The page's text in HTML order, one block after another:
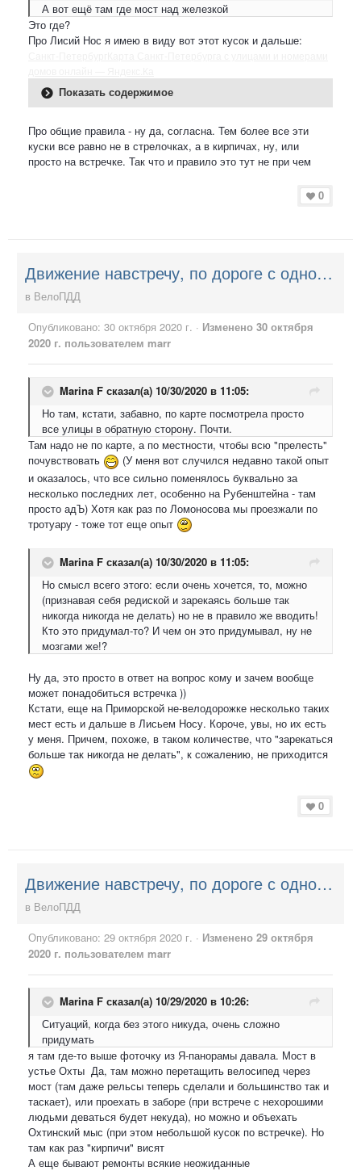
А вот ещё там где мост над железкой
Это где?
Про Лисий Нос я имею в виду вот этот кусок и дальше:
Показать содержимое
Про общие правила - ну да, согласна. Тем более все эти
куски все равно не в стрелочках, а в кирпичах, ну, или
просто на встречке. Так что и правило это тут не при чем
0
Движение навстречу, по дороге с односторонним движением - можно?
в ВелоПДД
Опубликовано: 30 октября 2020 г. · Изменено 30 октября
2020 г. пользователем marr
Marina F сказал(а) 10/30/2020 в 11:05:
Но там, кстати, забавно, по карте посмотрела просто
все улицы в обратную сторону. Почти.
Там надо не по карте, а по местности, чтобы всю "прелесть"
почувствовать
(У меня вот случился недавно такой опыт
и оказалось, что все сильно поменялось буквально за
несколько последних лет, особенно на Рубенштейна - там
просто адЪ) Хотя как раз по Ломоносова мы проезжали по
тротуару - тоже тот еще опыт
Marina F сказал(а) 10/30/2020 в 11:05:
Но смысл всего этого: если очень хочется, то, можно
(признавая себя редиской и зарекаясь больше так
никогда никогда не делать) но не в правило же вводить!
Кто это придумал-то? И чем он это придумывал, ну не
мозгами же!?
Ну да, это просто в ответ на вопрос кому и зачем вообще
может понадобиться встречка ))
Кстати, еще на Приморской не-велодорожке несколько таких
мест есть и дальше в Лисьем Носу. Короче, увы, но их есть
у меня. Причем, похоже, в таком количестве, что "зарекаться
больше так никогда не делать", к сожалению, не приходится
0
Движение навстречу, по дороге с односторонним движением - можно?
в ВелоПДД
Опубликовано: 29 октября 2020 г. · Изменено 29 октября
2020 г. пользователем marr
Marina F сказал(а) 10/29/2020 в 10:26:
Ситуаций, когда без этого никуда, очень сложно
придумать
я там где-то выше фоточку из Я-панорамы давала. Мост в
устье Охты Да, там можно перетащить велосипед через
мост (там даже рельсы теперь сделали и большинство так и
таскает), или проехать в заборе (при встрече с нехорошими
людьми деваться будет некуда), но можно и объехать
Охтинский мыс (при этом небольшой кусок по встречке). Но
там как раз "кирпичи" висят
А еще бывают ремонты всякие неожиданные